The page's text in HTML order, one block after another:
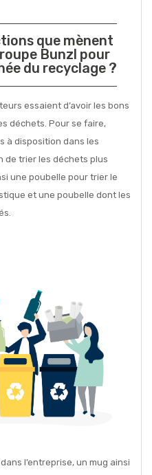
que mènent
Bunzl pour
du recyclage ?
essaient d’avoir les bons
déchets. Pour se faire,
à disposition dans les
de trier les déchets plus
une poubelle pour trier le
et une poubelle dont les
l’entreprise, un mug ainsi